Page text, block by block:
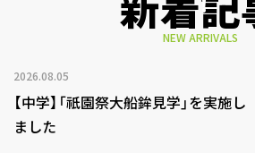
NEW ARRIVALS
2026.08.05
【中学】「祇園祭大船鉾見学」を実施し
ました